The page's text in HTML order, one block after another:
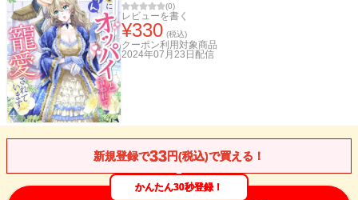
(0)
レビューを書く
¥330 (税込)
クーポン利用対象商品
2024年07月23日 配信
新規登録で33円(税込)で買える！
かんたん30秒登録！